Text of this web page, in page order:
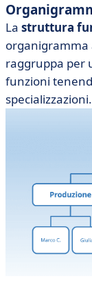
La struttura
organigramma
raggruppa per
funzioni
specializzazioni.